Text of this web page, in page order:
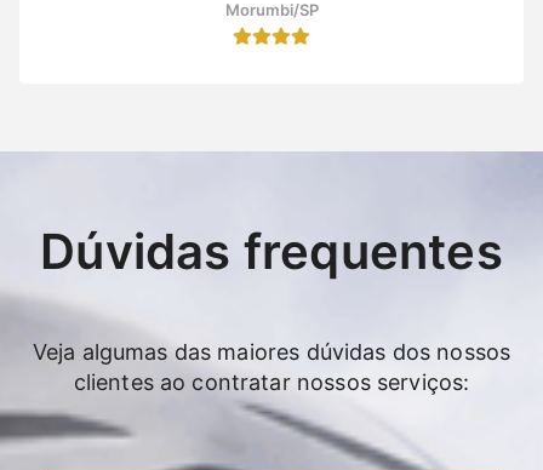
Morumbi/SP
Dúvidas frequentes
Veja algumas das maiores dúvidas dos nossos
clientes ao contratar nossos serviços: